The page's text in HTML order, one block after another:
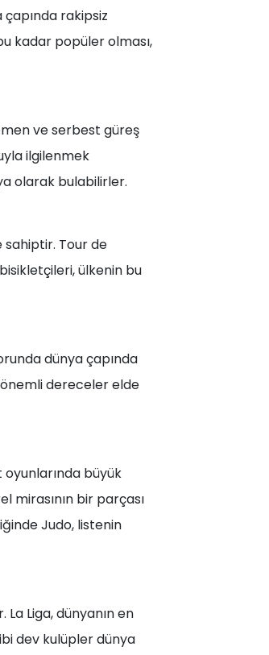
rakipsiz
kadar popüler olması,
ve serbest güreş
ilgilenmek
olarak bulabilirler.
sahiptir. Tour de
ülkenin bu
dünya çapında
dereceler elde
büyük
mirasının bir parçası
Judo, listenin
Liga, dünyanın en
dev kulüpler dünya